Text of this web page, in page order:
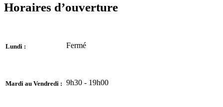
Horaires d’ouverture
Lundi : Fermé
Mardi au Vendredi : 9h30 - 19h00